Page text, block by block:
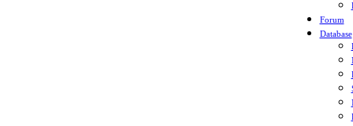
Forum
Database